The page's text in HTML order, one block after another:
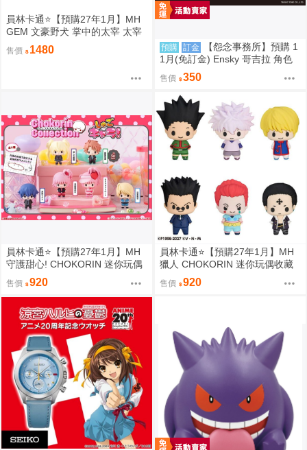
員林卡通⭐️【預購27年1月】MH
GEM 文豪野犬 掌中的太宰 太宰
治 0813
售價 1480 預購 訂金
【怨念事務所】預購 1
1月(免訂金) Ensky 哥吉拉 角色
骰子6入組 EN-D01 哥吉拉(1995)
0816
售價 350
員林卡通⭐️【預購27年1月】MH
守護甜心! CHOKORIN 迷你玩偶
收藏集 第1彈 中盒6入 0813
售價 920
員林卡通⭐️【預購27年1月】MH
獵人 CHOKORIN 迷你玩偶收藏
集 第1彈 中盒6入 0813
售價 920